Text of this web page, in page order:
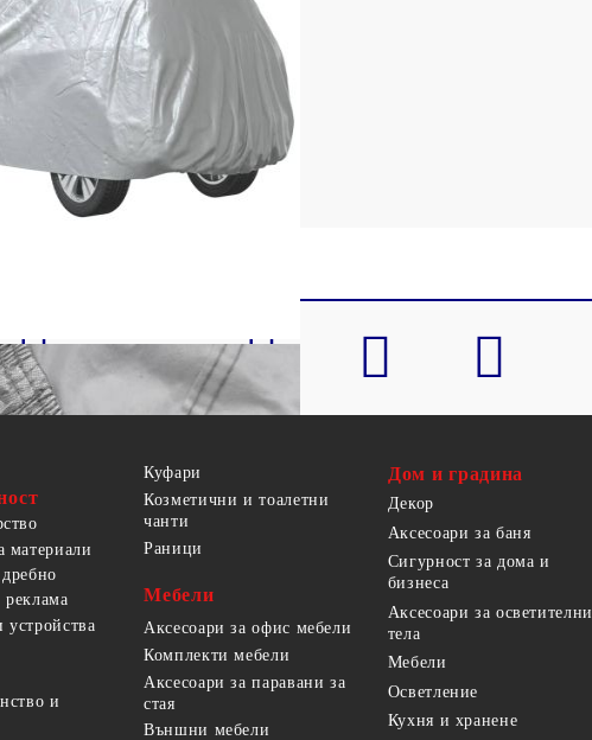
материали
и
Куфари
Козметични и тоалетни
чанти
Раници
Мебели
Аксесоари за офис мебели
Комплекти мебели
Аксесоари за паравани за
стая
Външни мебели
Дом и градина
Декор
Аксесоари за баня
Сигурност за дома и
бизнеса
Аксесоари за осветителни
тела
Мебели
Осветление
Кухня и хранене